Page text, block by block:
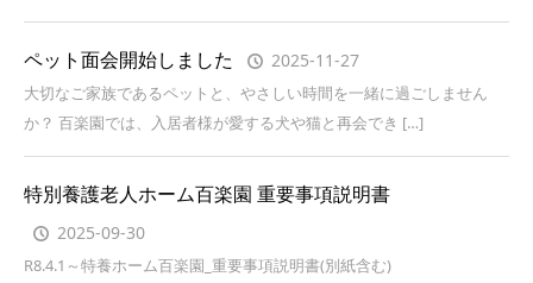
ペット面会開始しました 2025-11-27
大切なご家族であるペットと、やさしい時間を一緒に過ごしません
か？ 百楽園では、入居者様が愛する犬や猫と再会でき […]
特別養護老人ホーム百楽園 重要事項説明書
2025-09-30
R8.4.1～特養ホーム百楽園_重要事項説明書(別紙含む)